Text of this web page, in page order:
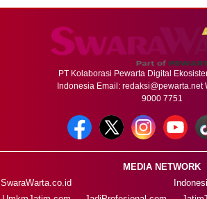
PT Kolaborasi Pewarta Digital
Indonesia Email: redaksi@pewarta.net
9000 7751
MEDIA NETWORK
SwaraWarta.co.id